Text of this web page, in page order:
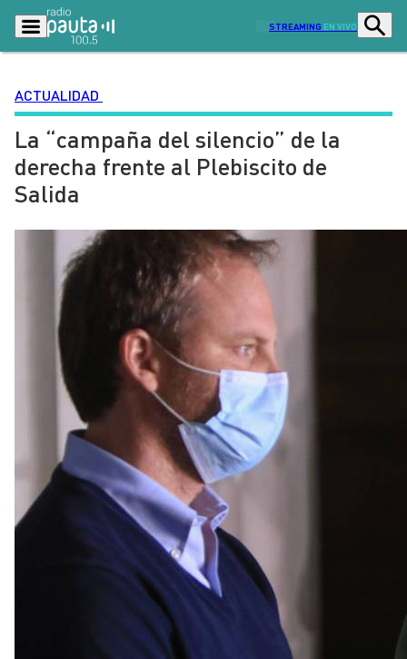
STREAMING EN VIVO
Podcasts Programas
Lo Último Actualidad
Ciudad
Radio en vivo
Tendencias
Entretención y Cultura
Dato en Pauta
Contenido Patrocinado
ACTUALIDAD
La “campaña del silencio” de la
derecha frente al Plebiscito de
Salida